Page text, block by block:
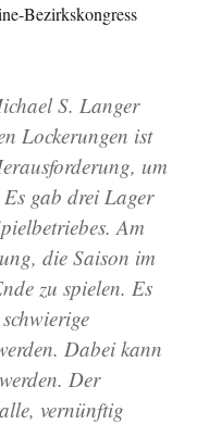
Bezirkskongress
S. Langer
Lockerungen ist
um
gab drei Lager
Am
die Saison im
zu spielen. Es
Dabei kann
Der
vernünftig